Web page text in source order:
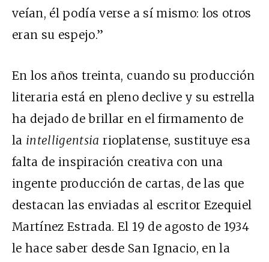
veían, él podía verse a sí mismo: los otros
eran su espejo.”
En los años treinta, cuando su producción
literaria está en pleno declive y su estrella
ha dejado de brillar en el firmamento de
la intelligentsia rioplatense, sustituye esa
falta de inspiración creativa con una
ingente producción de cartas, de las que
destacan las enviadas al escritor Ezequiel
Martínez Estrada. El 19 de agosto de 1934
le hace saber desde San Ignacio, en la